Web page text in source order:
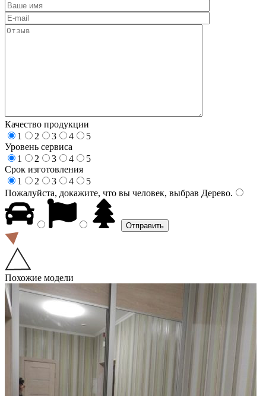
Качество продукции
1
2 3 4
5
Уровень сервиса
1
2 3 4
5
Срок изготовления
1
2 3 4
5
Пожалуйста, докажите, что вы человек, выбрав Дерево.
Похожие модели